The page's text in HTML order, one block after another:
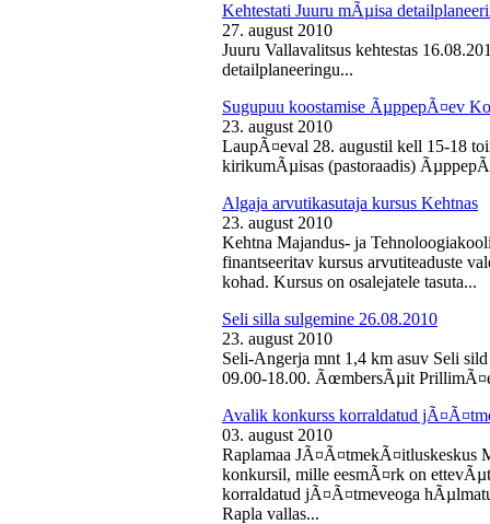
Kehtestati Juuru mÃµisa
27. august 2010
Juuru Vallavalitsus kehtestas
detailplaneeringu...
Sugupuu koostamise ÃµppepÃ¤ev
23. august 2010
LaupÃ¤eval 28. augustil kell 15-18
kirikumÃµisas (pastoraadis)
Algaja arvutikasutaja kursus Kehtnas
23. august 2010
Kehtna Majandus- ja
finantseeritav kursus arvutiteaduste
kohad. Kursus on osalejatele tasuta...
Seli silla sulgemine 26.08.2010
23. august 2010
Seli-Angerja mnt 1,4 km asuv Seli
09.00-18.00. ÃœmbersÃµit
Avalik konkurss korraldatud
03. august 2010
Raplamaa JÃ¤Ã¤tmekÃ¤itluskeskus
konkursil, mille eesmÃ¤rk on
korraldatud jÃ¤Ã¤tmeveoga
Rapla vallas...